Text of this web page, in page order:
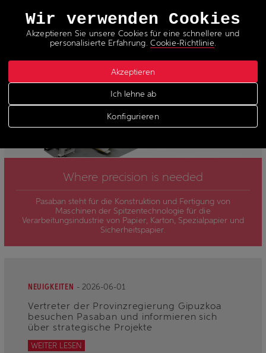
MASSGESCHNEIDERTE LÖSUNGEN VON HOHER Q
UALITÄT
Where precision is needed
Pasaban steht für die Konstruktion und Fertigung von
Maschinen der Spitzentechnologie für die
Verarbeitungsindustrie von Papier, Karton, Spezialpapier und
Sicherheitspapier.
NEUIGKEITEN - 2026-06-01
Vertreter der Provinzregierung Gipuzkoa
besuchen Pasaban und informieren sich
über strategische Projekte
WEITER LESEN
Wir verwenden Cookies
Akzeptieren Sie unsere Cookies für eine schnellere und
personalisierte Erfahrung.Cookie-Richtlinie
Konfigurieren
Ich lehne ab
Akzeptieren